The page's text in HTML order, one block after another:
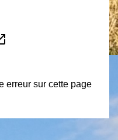
erreur sur cette page